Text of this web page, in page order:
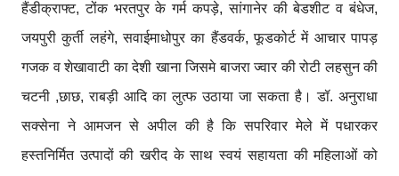
हैंडीक्राफ्ट, टोंक भरतपुर के गर्म कपड़े, सांगानेर की बेडशीट व बंधेज,
जयपुरी कुर्ती लहंगे, सवाईमाधोपुर का हैंडवर्क, फूडकोर्ट में आचार पापड़
गजक व शेखावाटी का देशी खाना जिसमे बाजरा ज्वार की रोटी लहसुन की
चटनी ,छाछ, राबड़ी आदि का लुत्फ उठाया जा सकता है। डॉ. अनुराधा
सक्सेना ने आमजन से अपील की है कि सपरिवार मेले में पधारकर
हस्तनिर्मित उत्पादों की खरीद के साथ स्वयं सहायता की महिलाओं को